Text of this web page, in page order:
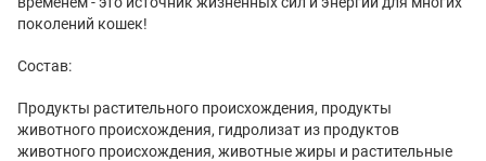
поколений кошек!
Состав:
Продукты растительного происхождения, продукты
животного происхождения, гидролизат из продуктов
животного происхождения, животные жиры и растительные